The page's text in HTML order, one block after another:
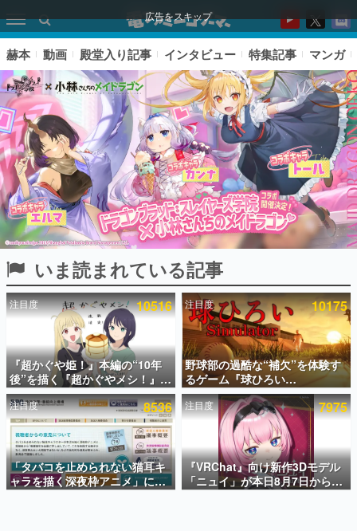
広告をスキップ
ピックアップ
電ファミのいま読まれている記事ランキング
アプリセール情報
インタビュー
連載・特集一覧
殿堂入り記事
SNS拡散数が数千以上！ ページビュー数万以上！ などな
ど。多くの人々に読まれた、電ファミ渾身の“殿堂入り”記
事をまとめました。
赫本 動画 殿堂入り記事 インタビュー 特集記事 マンガ
いま読まれている記事
注目度 10516
『超かぐや姫！』本編の“10年
後”を描く『超かぐやメシ！』
Web連載決定。新たなWebマン
ガレーベル「ビビビコミック」
にて特別話が掲載スタート、あ
のお話には…まだ続きがある！
注目度 10175
野球部の過酷な“補欠”を体験す
るゲーム『球ひろい
Simulator』が「1件」のウィッ
シュリストをもとにチェコ語に
対応しSNSで話題に。『キング
ダム・カム』開発元やチェコの
プロ野球選手から称賛の声
注目度 8536
「タバコを止められない猫耳キ
ャラを描く深夜枠アニメ」に視
聴者の一部から批判意見。違法
注目度 7975
『VRChat』向け新作3Dモデル
「ニュイ」が本日8月7日から
BOOTHにて発売。瞳に光る星